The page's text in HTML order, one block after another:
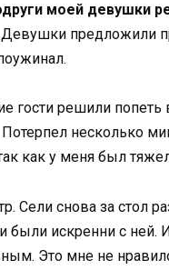
моей девушки
Девушки предложили
гости решили
Потерпел несколько
как у меня был
Сели снова за стол
искренни с ней.
Это мне не